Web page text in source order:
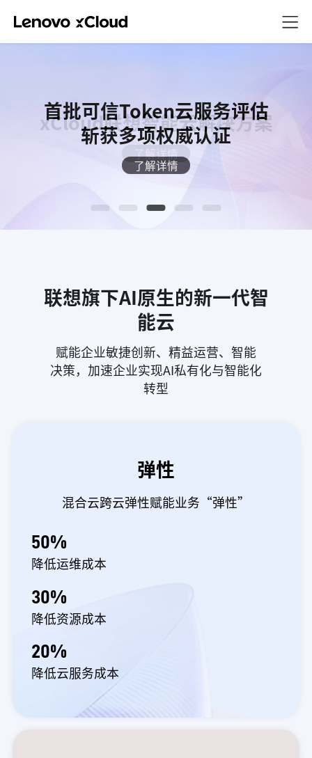
入选Gartner
中国AI基础设施代表厂商
了解详情
首批可信Token云服务评估
斩获多项权威认证
了解详情
xCloud联想智能云解决方案
了解详情
获评信通院
年度专有云优秀案例
了解详情
Gartner认证
专属全球案例报告
了解详情
联想旗下AI原生的新一代智
能云
赋能企业敏捷创新、精益运营、智能
决策，加速企业实现AI私有化与智能化
转型
弹性
混合云跨云弹性赋能业务“弹性”
50%
降低运维成本
30%
降低资源成本
20%
降低云服务成本